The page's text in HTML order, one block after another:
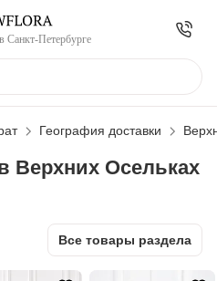
Санкт-Петербурге
География доставки
Верхних Осельках
Все товары раздела